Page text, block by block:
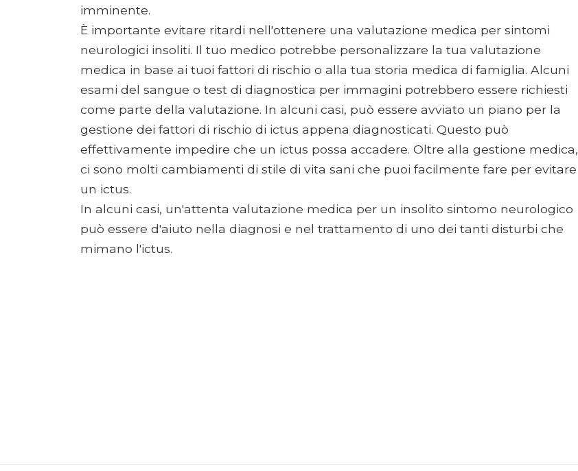
imminente.
È importante evitare ritardi nell'ottenere una valutazione medica per sintomi
neurologici insoliti. Il tuo medico potrebbe personalizzare la tua valutazione
medica in base ai tuoi fattori di rischio o alla tua storia medica di famiglia. Alcuni
esami del sangue o test di diagnostica per immagini potrebbero essere richiesti
come parte della valutazione. In alcuni casi, può essere avviato un piano per la
gestione dei fattori di rischio di ictus appena diagnosticati. Questo può
effettivamente impedire che un ictus possa accadere. Oltre alla gestione medica,
ci sono molti cambiamenti di stile di vita sani che puoi facilmente fare per evitare
un ictus.
In alcuni casi, un'attenta valutazione medica per un insolito sintomo neurologico
può essere d'aiuto nella diagnosi e nel trattamento di uno dei tanti disturbi che
mimano l'ictus.